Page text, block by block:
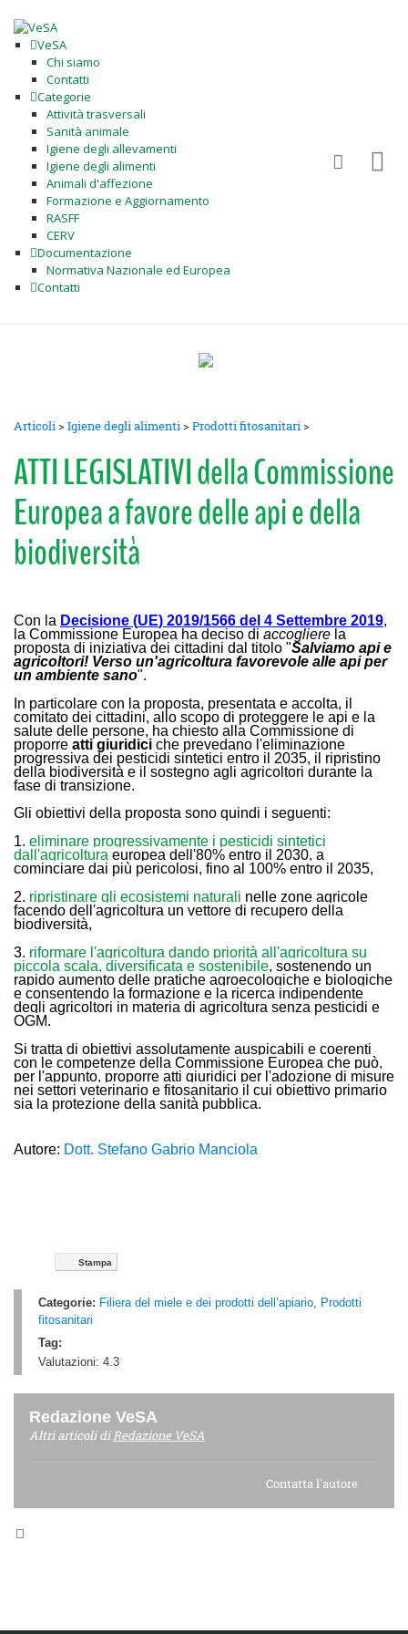
VeSA
Chi siamo
Contatti
Categorie
Attività trasversali
Sanità animale
Igiene degli allevamenti
Igiene degli alimenti
Animali d'affezione
Formazione e Aggiornamento
RASFF
CERV
Documentazione
Normativa Nazionale ed Europea
Contatti
Articoli>Igiene degli alimenti>Prodotti fitosanitari>
ATTI LEGISLATIVI della Commissione
Europea a favore delle api e della
biodiversità
Con la Decisione (UE) 2019/1566 del 4 Settembre 2019,
la Commissione Europea ha deciso di accogliere la
proposta di iniziativa dei cittadini dal titolo "Salviamo api e
agricoltori! Verso un'agricoltura favorevole alle api per
un ambiente sano".
In particolare con la proposta, presentata e accolta, il
comitato dei cittadini, al lo scopo di proteggere le api e la
salute delle persone, ha chiesto alla Commissione di
proporre atti giuridici che prevedano l'eliminazione
progressiva dei pesticidi sintetici entro il 2035, il ripristino
della biodiversità e il sostegno agli agricoltori durante la
fase di transizione.
Gli obiettivi della proposta sono quindi i seguenti:
1. eliminare progressivamente i pesticidi sintetici
dall'agricoltura europea dell'80% entro il 2030, a
cominciare dai più pericolosi, fino al 100% entro il 2035,
2. ripristinare gli ecosistemi naturali nelle zone agricole
facendo dell'agricoltura un vettore di recupero della
biodiversità,
3. riformare l'agricoltura dando priorità all'agricoltura su
piccola scala, diversificata e sostenibile, sostenendo un
rapido aumento delle pratiche agroecologiche e biologiche
e consentendo la formazione e la ricerca indipendente
degli agricoltori in materia di agricoltura senza pesticidi e
OGM.
Si tratta di obiettivi assolutamente auspicabili e coerenti
con le competenze della Commissione Europea che può,
per l'appunto, proporre atti giuridici per l'adozione di misure
nei settori veterinario e fitosanitario il cui obiettivo primario
sia la protezione della sanità pubblica.
Autore: Dott. Stefano Gabrio Manciola
Stampa
Categorie: Filiera del miele e dei prodotti dell’apiario, Prodotti
fitosanitari
Tag:
Valutazioni: 4.3
Redazione VeSA
Altri articoli diRedazione VeSA
Contatta l'autore